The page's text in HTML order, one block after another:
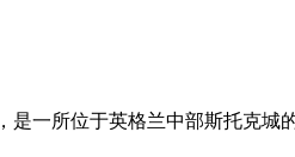
是一所位于英格兰中部斯托克城